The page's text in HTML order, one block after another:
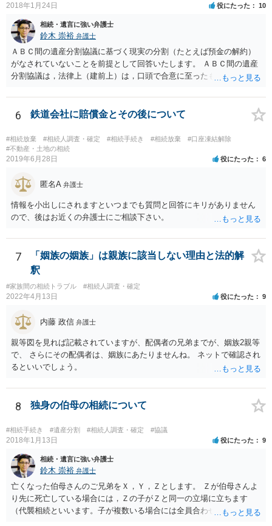
2018年1月24日 役にたった 10
相続・遺言に強い弁護士
鈴木 崇裕 弁護士
ＡＢＣ間の遺産分割協議に基づく現実の分割（たとえば預金の解約）
がなされていないことを前提として回答いたします。 ＡＢＣ間の遺産
分割協議は，法律上（建前上）は，口頭で合意に至ったものであって
ん。 また，不動産の名義を移転するためには，遺産分割協議書への署
名捺印を得る必要があります。 したがって，残念ながら，「ＡＢＣ間
の遺産分割協議が有効に成立している」という前提に基づく主張は困
難と思われます。 「ＡＢＣ間の遺産分割協議は未了のまま，ＡとＢが
死亡し，二次相続が発生した」という前提に基づいて協議を進める必
要があります。 もちろん，Ｃの立場としては，ＡＢＣ間の遺産分割協
人は応じない姿勢を示していることから，実現は困難だと思います。
しどころ）としては，譲歩することを甘受しなければならないかもし
れません。
6 鉄道会社に賠償金とその後について
#相続放棄 #相続人調査・確定 #相続手続き #相続放棄
#口座凍結解除
#不動産・土地の相続
2019年6月28日 役にたった 6
匿名A 弁護士
情報を小出しにされますといつまでも質問と回答にキリがありません
ので、後はお近くの弁護士にご相談下さい。
7
「姻族の姻族」は親族に該当しない理由と法的解
釈
#家族間の相続トラブル #相続人調査・確定
2022年4月13日 役にたった 9
内藤 政信 弁護士
親等図を見れば記載されていますが、配偶者の兄弟までが、姻族2親等
で、 さらにその配偶者は、姻族にあたりませんね。 ネットで確認され
るといいでしょう。
8 独身の伯母の相続について
#相続手続き #遺産分割 #相続人調査・確定 #協議
2018年1月13日 役にたった 9
相続・遺言に強い弁護士
鈴木 崇裕 弁護士
亡くなった伯母さんのご兄弟をＸ，Ｙ，Ｚとします。 Ｚが伯母さんよ
り先に死亡している場合には，Ｚの子がＺと同一の立場に立ちます
（代襲相続といいます。子が複数いる場合には全員合わせてＺと同一